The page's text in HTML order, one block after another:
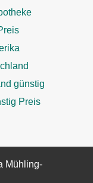
günstig
Preis
Mühling-